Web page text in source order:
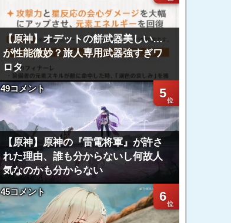
【原神】オデットの餅武器美しい…
が性能微妙？旅人専用武器強すぎワ
ロタ
5
49コメント
【原神】原神の『雷電将軍』が許さ
れた理由、誰も分からないし何故人
気なのかも分からない
6
45コメント